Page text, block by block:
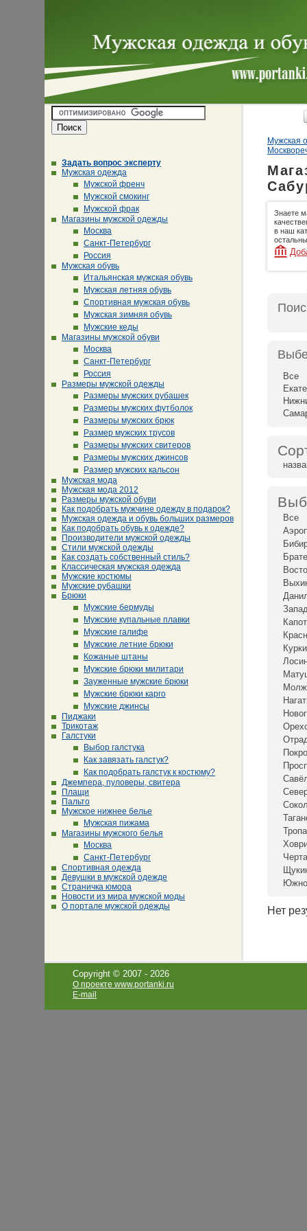
Задать вопрос эксперту
Мужская одежда
Мужской френч
Мужской смокинг
Мужской фрак
Магазины мужской одежды
Москва
Санкт-Петербург
Россия
Мужская обувь
Итальянская мужская обувь
Мужская летняя обувь
Спортивная мужская обувь
Мужская зимняя обувь
Мужские кеды
Магазины мужской обуви
Москва
Санкт-Петербург
Россия
Размеры мужской одежды
Размеры мужских рубашек
Размеры мужских футболок
Размеры мужских брюк
Размер мужских трусов
Размеры мужских свитеров
Размеры мужских джинсов
Размер мужских кальсон
Мужская мода
Мужская мода 2012
Размеры мужской обуви
Как подобрать мужчине одежду в подарок?
Мужская одежда и обувь больших размеров
Как подобрать обувь к одежде?
Производители мужской одежды
Стили мужской одежды
Как создать собственный стиль?
Классическая мужская одежда
Мужские костюмы
Мужские рубашки
Брюки
Мужские бермуды
Мужские купальные плавки
Мужские галифе
Мужские летние брюки
Кожаные штаны
Мужские брюки милитари
Зауженные мужские брюки
Мужские брюки карго
Мужские джинсы
Пиджаки
Трикотаж
Галстуки
Выбор галстука
Как завязать галстук?
Как подобрать галстук к костюму?
Джемпера, пуловеры, свитера
Плащи
Пальто
Мужское нижнее белье
Мужская пижама
Магазины мужского белья
Москва
Санкт-Петербург
Спортивная одежда
Девушки в мужской одежде
Страничка юмора
Новости из мира мужской моды
О портале мужской одежды
Мужская
Знаете
в наш
Все
Все
Нет
Copyright © 2007 - 2026
О проекте www.portanki.ru
E-mail